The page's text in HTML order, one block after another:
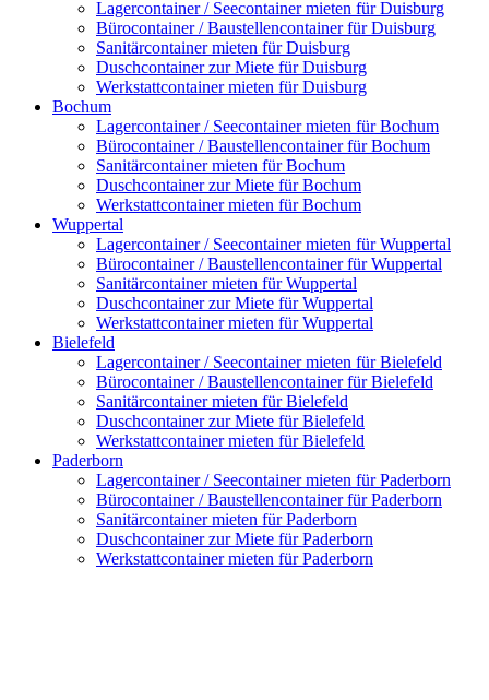
Lagercontainer / Seecontainer mieten für Duisburg
Bürocontainer / Baustellencontainer für Duisburg
Sanitärcontainer mieten für Duisburg
Duschcontainer zur Miete für Duisburg
Werkstattcontainer mieten für Duisburg
Bochum
Lagercontainer / Seecontainer mieten für Bochum
Bürocontainer / Baustellencontainer für Bochum
Sanitärcontainer mieten für Bochum
Duschcontainer zur Miete für Bochum
Werkstattcontainer mieten für Bochum
Wuppertal
Lagercontainer / Seecontainer mieten für Wuppertal
Bürocontainer / Baustellencontainer für Wuppertal
Sanitärcontainer mieten für Wuppertal
Duschcontainer zur Miete für Wuppertal
Werkstattcontainer mieten für Wuppertal
Bielefeld
Lagercontainer / Seecontainer mieten für Bielefeld
Bürocontainer / Baustellencontainer für Bielefeld
Sanitärcontainer mieten für Bielefeld
Duschcontainer zur Miete für Bielefeld
Werkstattcontainer mieten für Bielefeld
Paderborn
Lagercontainer / Seecontainer mieten für Paderborn
Bürocontainer / Baustellencontainer für Paderborn
Sanitärcontainer mieten für Paderborn
Duschcontainer zur Miete für Paderborn
Werkstattcontainer mieten für Paderborn